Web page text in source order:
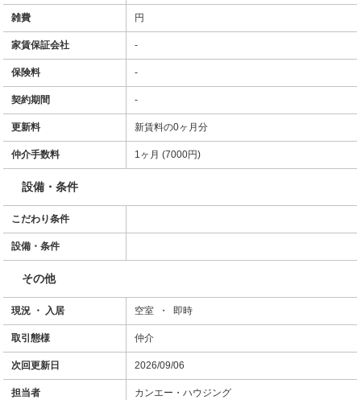
雑費 円
家賃保証会社 -
保険料 -
契約期間 -
更新料 新賃料の0ヶ月分
仲介手数料 1ヶ月 (7000円)
設備・条件
こだわり条件
設備・条件
その他
現況 ・ 入居 空室 ・ 即時
取引態様 仲介
次回更新日 2026/09/06
担当者 カンエー・ハウジング